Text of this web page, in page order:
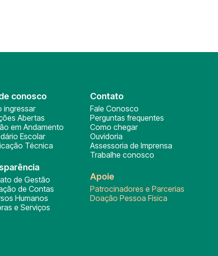
conosco
ingressar
Abertas
em Andamento
Escolar
Técnica
de Gestão
de Contas
Humanos
e Serviços
Contato
Fale Conosco
Perguntas frequentes
Como chegar
Ouvidoria
Assessoria de Imprensa
Trabalhe conosco
Apoie
Patrocinadores e Parcerias
Doação Pessoa Física